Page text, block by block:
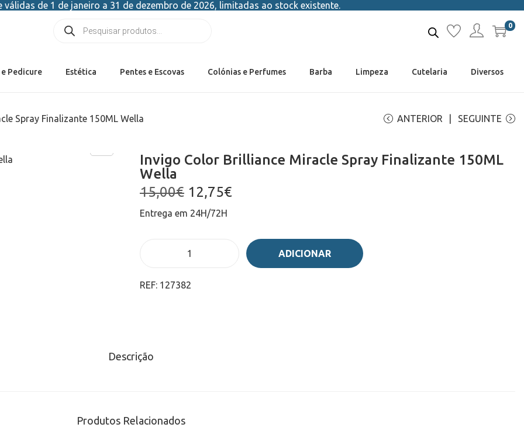
válidas de 1 de janeiro a 31 de dezembro de 2026, limitadas ao stock existente.
0
Pedicure Estética Pentes e Escovas Colónias e Perfumes Barba Limpeza Cutelaria Diversos
Spray Finalizante 150ML Wella ANTERIOR SEGUINTE
Invigo Color Brilliance Miracle Spray Finalizante 150ML
Wella
15,00€ 12,75€
Entrega em 24H/72H
ADICIONAR
REF: 127382
Descrição
Produtos Relacionados